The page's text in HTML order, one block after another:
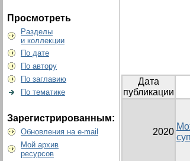
Просмотреть
Разделы
и коллекции
По дате
По автору
По заглавию
По тематике
Зарегистрированным:
Обновления на e-mail
Мой архив
ресурсов
Дата
публикации
2020